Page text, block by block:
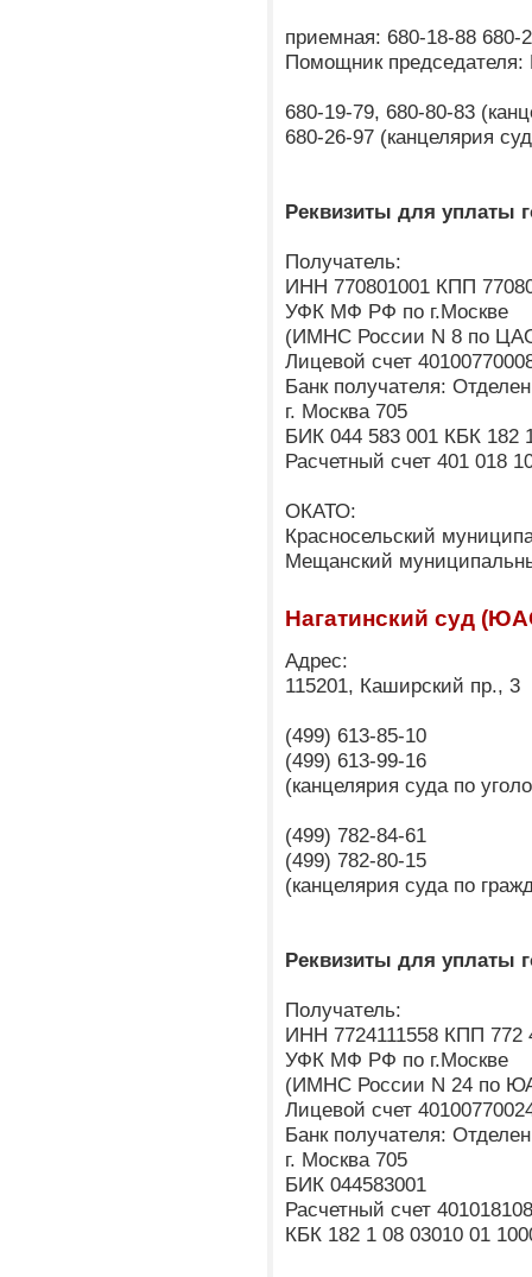
приемная: 680-18-88 680-
Помощник председателя:
680-19-79, 680-80-83
680-26-97 (канцелярия
Реквизиты для уплаты
Получатель:
ИНН 770801001 КПП
УФК МФ РФ по г.Москве
(ИМНС России N 8 по
Лицевой счет
Банк получателя:
г. Москва 705
БИК 044 583 001 КБК 182
Расчетный счет 401 018
ОКАТО:
Красносельский
Мещанский
Нагатинский суд
Адрес:
115201, Каширский пр., 3
(499) 613-85-10
(499) 613-99-16
(канцелярия суда по
(499) 782-84-61
(499) 782-80-15
(канцелярия суда по
Реквизиты для уплаты
Получатель:
ИНН 7724111558 КПП 772
УФК МФ РФ по г.Москве
(ИМНС России N 24 по
Лицевой счет
Банк получателя:
г. Москва 705
БИК 044583001
Расчетный счет
КБК 182 1 08 03010 01